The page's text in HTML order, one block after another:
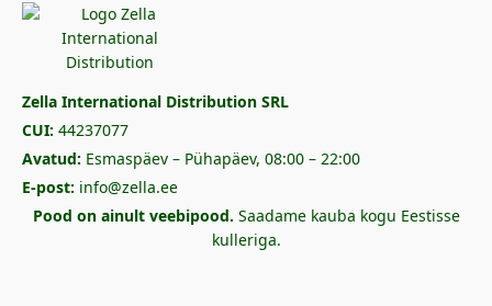
Zella International Distribution SRL
CUI: 44237077
Avatud: Esmaspäev – Pühapäev, 08:00 – 22:00
E-post: info@zella.ee
Pood on ainult veebipood. Saadame kauba kogu Eestisse
kulleriga.